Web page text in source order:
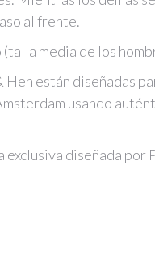
al frente.
media de los
Hen están diseñadas
usando
exclusiva diseñada por